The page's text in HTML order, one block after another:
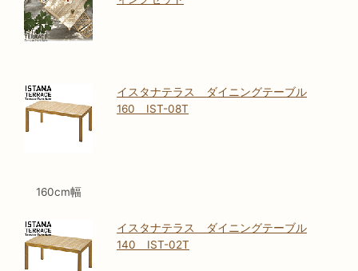
160cm幅
イスタナテラス ダイニングテーブル
160 IST-08T
イスタナテラス ダイニングテーブル
140 IST-02T